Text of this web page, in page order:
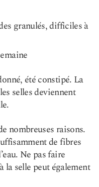
granulés, difficiles à
été constipé. La
selles deviennent
nombreuses raisons.
de fibres
Ne pas faire
la selle peut également